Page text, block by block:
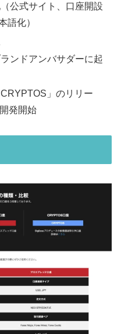
公式サイト、口座開設
語化）
ンドアンバサダーに起
」のリリー
発開始